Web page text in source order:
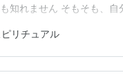
知れません そもそも、自
るとも考えられます。よ
われていますが、次の感
お守りについては、色
ピリチュアル